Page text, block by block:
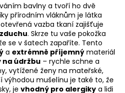
bavlny a tvoří ho dvě
přírodním vláknům je látka
vazba tkaní zajišťuje
. Skrze tu vaše pokožka
se v šatech zapaříte. Tento
a extrémně příjemný materiál
údržbu – rychle schne a
vytížené ženy na mateřské,
výhodou mušelínu je také to, že
je vhodný pro alergiky a lidi